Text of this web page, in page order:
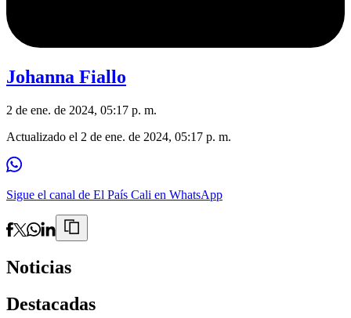
Johanna Fiallo
2 de ene. de 2024, 05:17 p. m.
Actualizado el 2 de ene. de 2024, 05:17 p. m.
Sigue el canal de El País Cali en WhatsApp
Noticias
Destacadas